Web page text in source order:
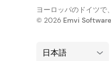
ヨーロッパのドイツで
© 2026 Emvi